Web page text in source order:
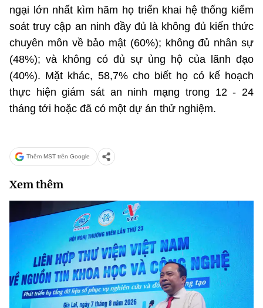
ngại lớn nhất kìm hãm họ triển khai hệ thống kiểm
soát truy cập an ninh đầy đủ là không đủ kiến thức
chuyên môn về bảo mật (60%); không đủ nhân sự
(48%); và không có đủ sự ủng hộ của lãnh đạo
(40%). Mặt khác, 58,7% cho biết họ có kế hoạch
thực hiện giám sát an ninh mạng trong 12 - 24
tháng tới hoặc đã có một dự án thử nghiệm.
Thêm MST trên Google
Xem thêm